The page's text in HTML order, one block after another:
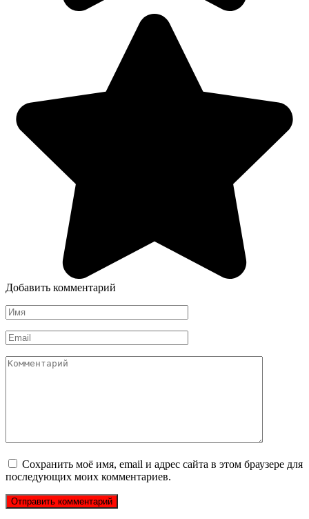
Добавить комментарий
Имя
*
Email
*
Комментарий
Сохранить моё имя, email и адрес сайта в этом браузере для
последующих моих комментариев.